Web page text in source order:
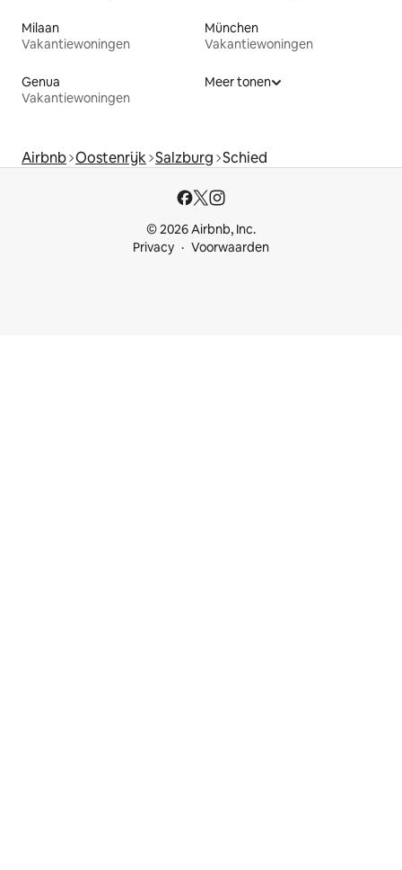
Milaan
Vakantiewoningen
München
Vakantiewoningen
Genua
Vakantiewoningen
Meer tonen
Airbnb Oostenrijk Salzburg Schied
© 2026 Airbnb, Inc.
Privacy
Voorwaarden